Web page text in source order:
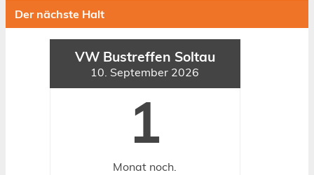
Der nächste Halt
VW Bustreffen Soltau
10. September 2026
1
Monat noch.